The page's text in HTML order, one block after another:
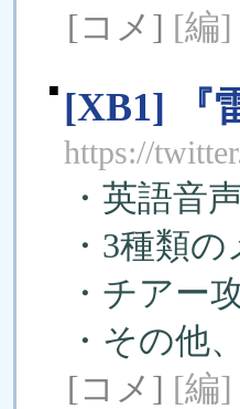
[コメ] [編]
■ [XB1] 『
https://
・英語音
・3種類
・チアー
・その他
[コメ] [編]